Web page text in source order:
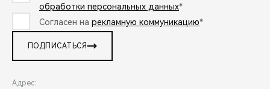
обработки персональных данных*
Согласен на рекламную коммуникацию*
ПОДПИСАТЬСЯ
Адрес: